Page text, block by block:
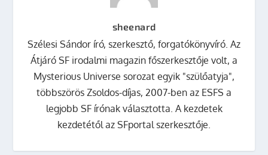
sheenard
Szélesi Sándor író, szerkesztő, forgatókönyvíró. Az
Átjáró SF irodalmi magazin főszerkesztője volt, a
Mysterious Universe sorozat egyik "szülőatyja",
többszörös Zsoldos-díjas, 2007-ben az ESFS a
legjobb SF írónak választotta. A kezdetek
kezdetétől az SFportal szerkesztője.